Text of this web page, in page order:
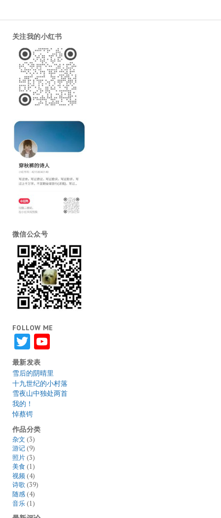
关注我的小红书
微信公众号
FOLLOW ME
TwitterYouTube
最新发表
雪后的阴晴里
十九世纪的小村落
雪夜山中独处两首
我的！
悼蔡锷
作品分类
杂文 (3)
游记(9)
照片(3)
美食 (1)
视频(4)
诗歌(39)
随感(4)
音乐(1)